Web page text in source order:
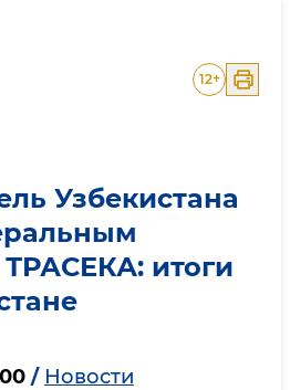
12+
Узбекистана
итоги
/ Новости